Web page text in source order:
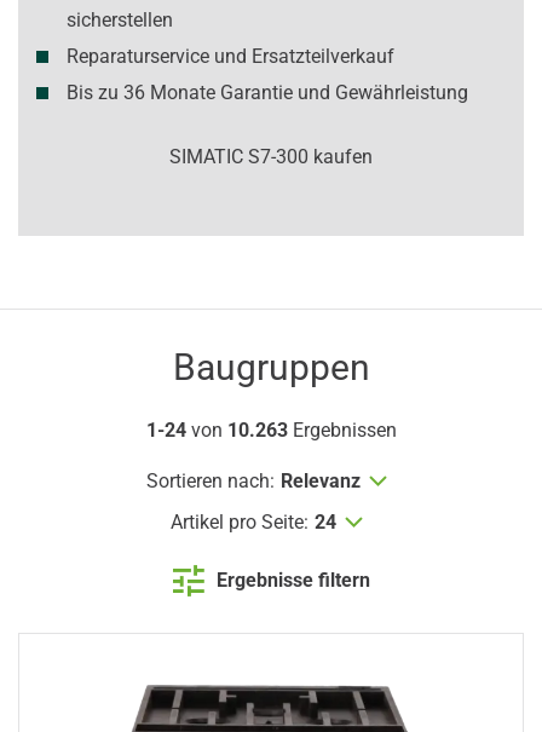
sicherstellen
Reparaturservice und Ersatzteilverkauf
Bis zu 36 Monate Garantie und Gewährleistung
SIMATIC S7-300 kaufen
Baugruppen
1-24von 10.263Ergebnissen
Sortieren nach: Relevanz
Artikel pro Seite: 24
Ergebnisse filtern